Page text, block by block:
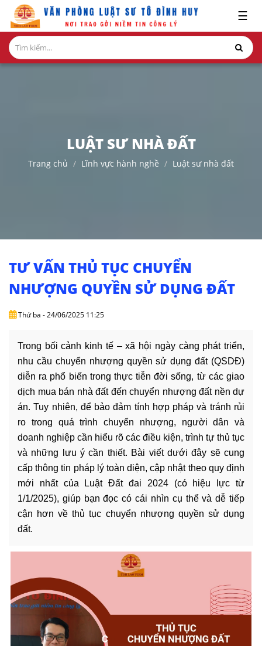
GIỚI
THIỆU
CỨU-
DỊCH
VĂN
BẢN
THỦ
TỤC
LIÊN
HỆ
☰
LUẬT SƯ NHÀ ĐẤT
Trang chủ Lĩnh vực hành nghề Luật sư nhà đất
TƯ VẤN THỦ TỤC CHUYỂN
NHƯỢNG QUYỀN SỬ DỤNG ĐẤT
Thứ ba - 24/06/2025 11:25
Trong bối cảnh kinh tế – xã hội ngày càng phát triển,
nhu cầu chuyển nhượng quyền sử dụng đất (QSDĐ)
diễn ra phổ biến trong thực tiễn đời sống, từ các giao
dịch mua bán nhà đất đến chuyển nhượng đất nền dự
án. Tuy nhiên, để bảo đảm tính hợp pháp và tránh rủi
ro trong quá trình chuyển nhượng, người dân và
doanh nghiệp cần hiểu rõ các điều kiện, trình tự thủ tục
và những lưu ý cần thiết. Bài viết dưới đây sẽ cung
cấp thông tin pháp lý toàn diện, cập nhật theo quy định
mới nhất của Luật Đất đai 2024 (có hiệu lực từ
1/1/2025), giúp bạn đọc có cái nhìn cụ thể và dễ tiếp
cận hơn về thủ tục chuyển nhượng quyền sử dụng
đất.